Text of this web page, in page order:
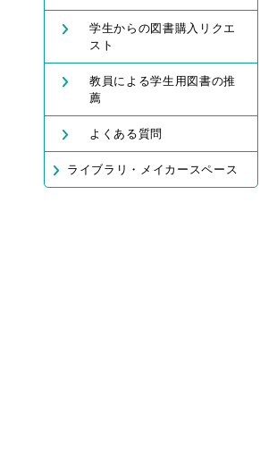
学生からの図書購入リクエ
スト
教員による学生用図書の推
薦
よくある質問
ライブラリ・メイカースペース